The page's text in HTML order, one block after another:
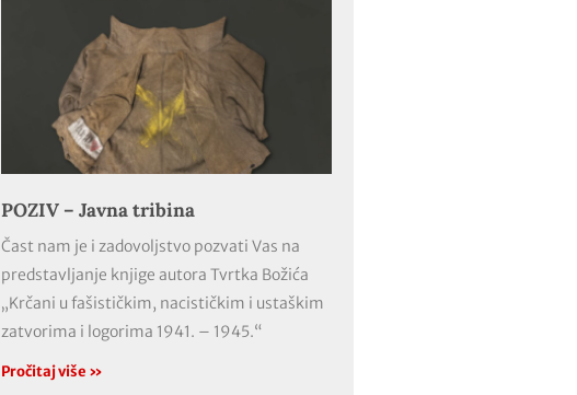
POZIV – Javna tribina
Čast nam je i zadovoljstvo pozvati Vas na
predstavljanje knjige autora Tvrtka Božića
„Krčani u fašističkim, nacističkim i ustaškim
zatvorima i logorima 1941. – 1945.“
Pročitaj više »